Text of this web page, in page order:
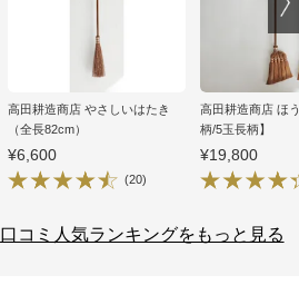
高田耕造商店 やさしいはたき
（全長82cm）
¥6,600
(20)
高田耕造商店 ほ
柄/5玉長柄】
¥19,800
口コミ人気ランキングをもっと見る